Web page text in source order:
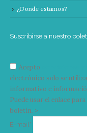
¿Donde estamos?
Suscribirse a nuestro
Acepto
electrónico solo se
informativo e
Puede usar el enlace
boletín. >
E-mail*